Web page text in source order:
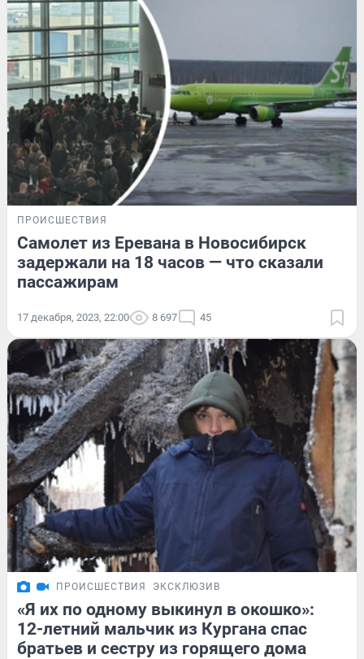
ПРОИСШЕСТВИЯ
Самолет из Еревана в Новосибирск
задержали на 18 часов — что сказали
пассажирам
17 декабря, 2023, 22:00 8 697 45
ПРОИСШЕСТВИЯ ЭКСКЛЮЗИВ
«Я их по одному выкинул в окошко»:
12-летний мальчик из Кургана спас
братьев и сестру из горящего дома